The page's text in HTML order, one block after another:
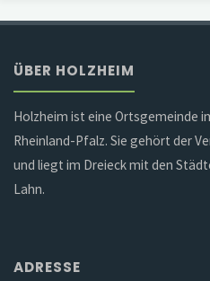
ÜBER HOLZHEIM
Holzheim ist eine Ortsgemeinde
Rheinland-Pfalz. Sie gehört der
und liegt im Dreieck mit den
Lahn.
ADRESSE